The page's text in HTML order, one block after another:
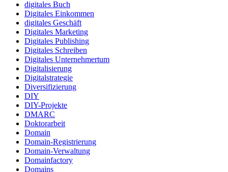
digitales Buch
Digitales Einkommen
digitales Geschäft
Digitales Marketing
Digitales Publishing
Digitales Schreiben
Digitales Unternehmertum
Digitalisierung
Digitalstrategie
Diversifizierung
DIY
DIY-Projekte
DMARC
Doktorarbeit
Domain
Domain-Registrierung
Domain-Verwaltung
Domainfactory
Domains